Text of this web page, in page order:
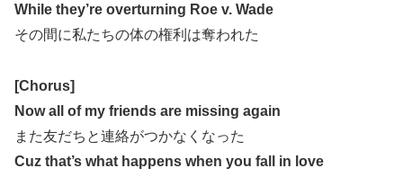
While they’re overturning Roe v. Wade
その間に私たちの体の権利は奪われた
[Chorus]
Now all of my friends are missing again
また友だちと連絡がつかなくなった
Cuz that’s what happens when you fall in love